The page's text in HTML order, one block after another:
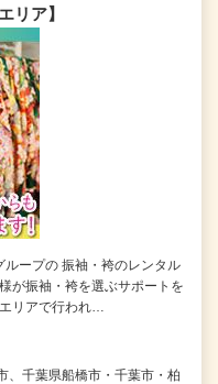
リア】
ループの 振袖・袴のレンタル
が振袖・袴を選ぶサポートを
リアで行われ…
、千葉県船橋市・千葉市・柏